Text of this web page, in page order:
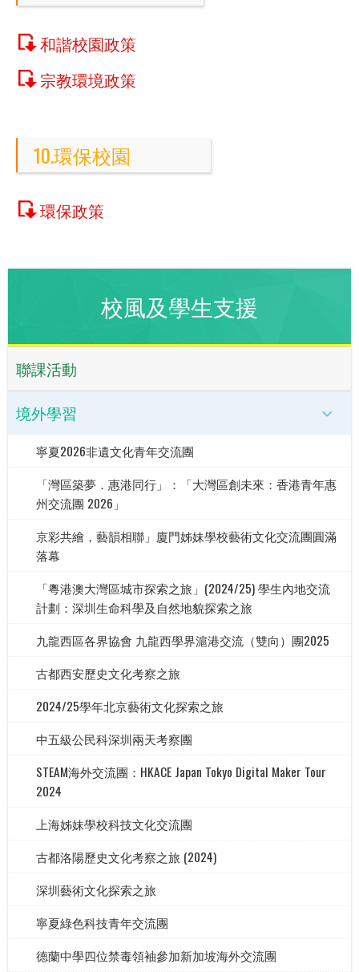
和諧校園政策
宗教環境政策
10.環保校園
環保政策
校風及學生支援
聯課活動
境外學習
寧夏2026非遺文化青年交流團
「灣區築夢．惠港同行」：「大灣區創未來：香港青年惠
州交流團 2026」
京彩共繪，藝韻相聯」廈門姊妹學校藝術文化交流團圓滿
落幕
「粵港澳大灣區城市探索之旅」(2024/25) 學生內地交流
計劃：深圳生命科學及自然地貌探索之旅
九龍西區各界協會 九龍西學界滬港交流（雙向）團2025
古都西安歷史文化考察之旅
2024/25學年北京藝術文化探索之旅
中五級公民科深圳兩天考察團
STEAM海外交流團：HKACE Japan Tokyo Digital Maker Tour
2024
上海姊妹學校科技文化交流團
古都洛陽歷史文化考察之旅 (2024)
深圳藝術文化探索之旅
寧夏綠色科技青年交流團
德蘭中學四位禁毒領袖參加新加坡海外交流團